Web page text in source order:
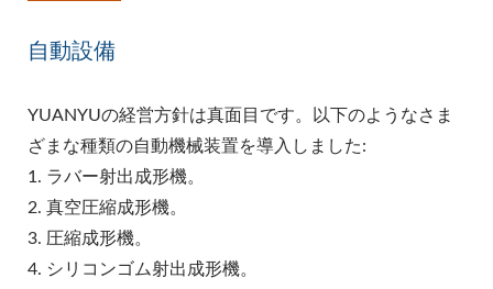
自動設備
YUANYUの経営方針は真面目です。以下のようなさま
ざまな種類の自動機械装置を導入しました:
1. ラバー射出成形機。
2. 真空圧縮成形機。
3. 圧縮成形機。
4. シリコンゴム射出成形機。